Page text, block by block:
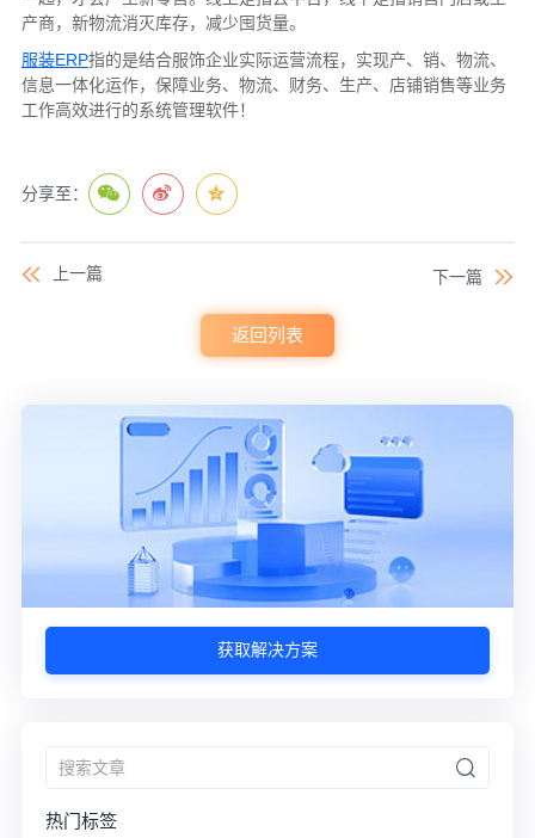
产商，新物流消灭库存，减少囤货量。
服装ERP指的是结合服饰企业实际运营流程，实现产、销、物流、
信息一体化运作，保障业务、物流、财务、生产、店铺销售等业务
工作高效进行的系统管理软件！
分享至：
上一篇 下一篇
返回列表
获取解决方案
热门标签